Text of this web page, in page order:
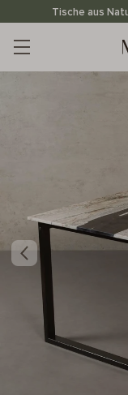
zum
Inhalt
Tische aus